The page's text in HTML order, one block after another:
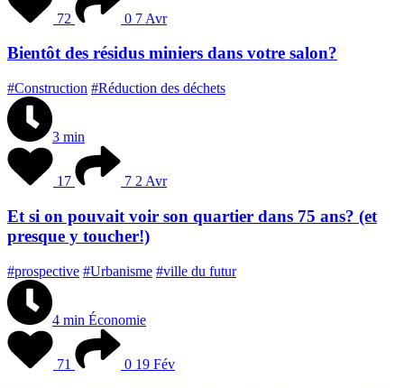
72 0 7 Avr
Bientôt des résidus miniers dans votre salon?
#Construction #Réduction des déchets
3 min
17 7 2 Avr
Et si on pouvait voir son quartier dans 75 ans? (et
presque y toucher!)
#prospective #Urbanisme #ville du futur
4 min Économie
71 0 19 Fév